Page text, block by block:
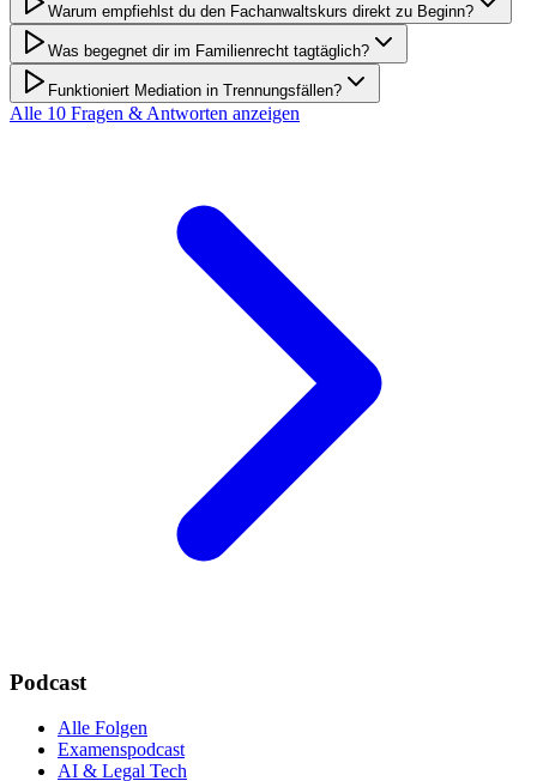
Warum empfiehlst du den Fachanwaltskurs direkt zu Beginn?
Was begegnet dir im Familienrecht tagtäglich?
Funktioniert Mediation in Trennungsfällen?
Alle 10 Fragen & Antworten anzeigen
Podcast
Alle Folgen
Examenspodcast
AI & Legal Tech